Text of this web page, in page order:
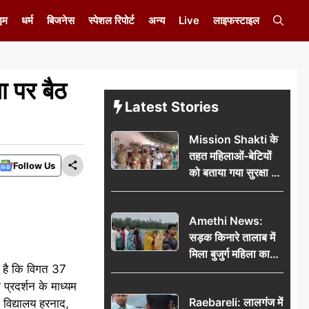
धर्म बिजनेस स्पेशल रिपोर्ट अन्य Live लाइफस्टाइल
पर बैठ
Follow Us
है कि विगत 37
के माध्यम
हरनाद,
Latest Stories
Mission Shakti के
तहत महिलाओं-बेटियों
को बताया गया सुरक्षा के
अधिकार
Amethi News:
सड़क किनारे तालाब में
मिला बुजुर्ग महिला का
शव, संदिग्ध परिस्थितियों
Raebareli: लालगंज में